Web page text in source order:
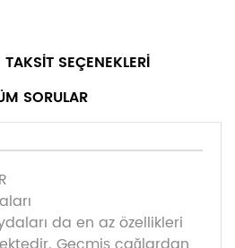
TAKSIT SEÇENEKLERI
SORULAR
da en az özellikleri